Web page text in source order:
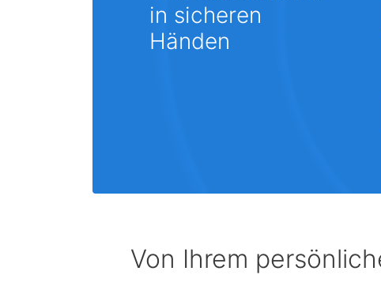
in sicheren
Händen
Von Ihrem